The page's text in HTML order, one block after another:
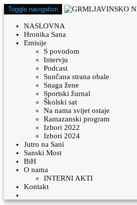
Toggle navigation
NASLOVNA
Hronika Sana
Emisije
S povodom
Intervju
Podcast
Sunčana strana obale
Snaga žene
Sportski žurnal
Školski sat
Na nama svijet ostaje
Ramazanski program
Izbori 2022
Izbori 2024
Jutro na Sani
Sanski Most
BiH
O nama
INTERNI AKTI
Kontakt